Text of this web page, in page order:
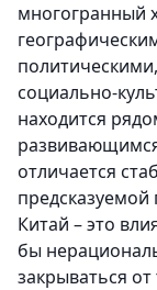
многогранный
социально-
находится
отличается
предсказуемой
Китай – это
бы
закрываться